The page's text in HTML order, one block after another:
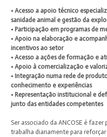
• Acesso a apoio técnico
sanidade animal e gestão da
• Participação em programas de
• Apoio na elaboração e
incentivos ao setor
• Acesso a ações de formação e
• Apoio à comercialização e
• Integração numa rede de
conhecimento e experiências
• Representação institucional e
junto das entidades competentes
Ser associado da ANCOSE é
trabalha diariamente para